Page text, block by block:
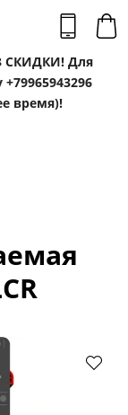
СКИДКИ! Для
время)!